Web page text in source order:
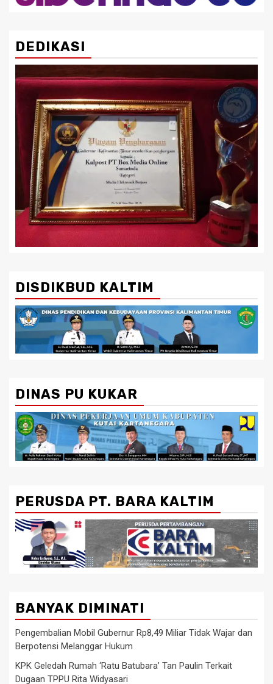
DEDIKASI
DISDIKBUD KALTIM
DINAS PU KUKAR
PERUSDA PT. BARA KALTIM
BANYAK DIMINATI
Pengembalian Mobil Gubernur Rp8,49 Miliar Tidak Wajar dan
Berpotensi Melanggar Hukum
KPK Geledah Rumah ‘Ratu Batubara’ Tan Paulin Terkait
Dugaan TPPU Rita Widyasari